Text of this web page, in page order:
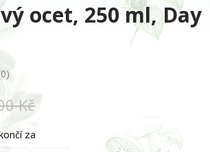
ocet, 250 ml, Day
0)
Kč
za